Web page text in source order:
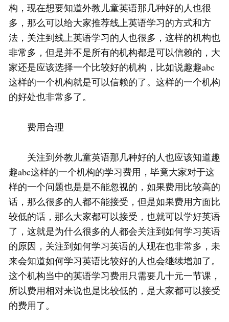
构，现在想要知道外教儿童英语那几种好的人也很
多，那么可以给大家推荐线上英语学习的方式和方
法，关注到线上英语学习的人也很多，这样的机构也
非常多，但是并不是所有的机构都是可以信赖的，大
家还是应该选择一个比较好的机构，比如说趣趣abc
这样的一个机构就是可以信赖的了。这样的一个机构
的好处也非常多了。
费用合理
关注到外教儿童英语那几种好的人也应该知道趣
趣abc这样的一个机构的学习费用，毕竟大家对于这
样的一个问题也是是不能忽视的，如果费用比较高的
话，那么很多的人都不能接受，但是如果费用方面比
较低的话，那么大家都可以接受，也就可以学好英语
了，这就是为什么很多的人都会关注到如何学习英语
的原因，关注到如何学习英语的人现在也非常多，未
来会知道如何学习英语比较好的人也会继续增加了。
这个机构当中的英语学习费用只需要几十元一节课，
所以费用相对来说也是比较低的，是大家都可以接受
的费用了。